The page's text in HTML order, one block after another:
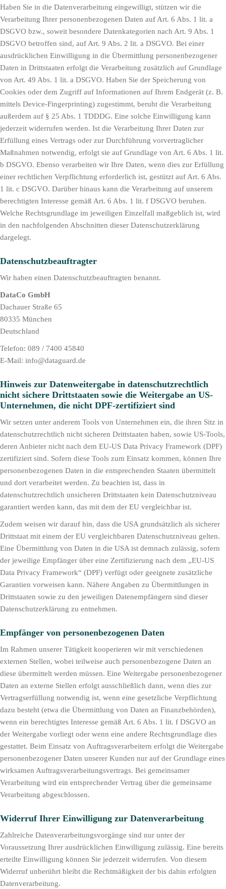
Haben Sie in die Datenverarbeitung eingewilligt, stützen wir die
Verarbeitung Ihrer personenbezogenen Daten auf Art. 6 Abs. 1 lit. a
DSGVO bzw., soweit besondere Datenkategorien nach Art. 9 Abs. 1
DSGVO betroffen sind, auf Art. 9 Abs. 2 lit. a DSGVO. Bei einer
ausdrücklichen Einwilligung in die Übermittlung personenbezogener
Daten in Drittstaaten erfolgt die Verarbeitung zusätzlich auf Grundlage
von Art. 49 Abs. 1 lit. a DSGVO. Haben Sie der Speicherung von
Cookies oder dem Zugriff auf Informationen auf Ihrem Endgerät (z. B.
mittels Device-Fingerprinting) zugestimmt, beruht die Verarbeitung
außerdem auf § 25 Abs. 1 TDDDG. Eine solche Einwilligung kann
jederzeit widerrufen werden. Ist die Verarbeitung Ihrer Daten zur
Erfüllung eines Vertrags oder zur Durchführung vorvertraglicher
Maßnahmen notwendig, erfolgt sie auf Grundlage von Art. 6 Abs. 1 lit.
b DSGVO. Ebenso verarbeiten wir Ihre Daten, wenn dies zur Erfüllung
einer rechtlichen Verpflichtung erforderlich ist, gestützt auf Art. 6 Abs.
1 lit. c DSGVO. Darüber hinaus kann die Verarbeitung auf unserem
berechtigten Interesse gemäß Art. 6 Abs. 1 lit. f DSGVO beruhen.
Welche Rechtsgrundlage im jeweiligen Einzelfall maßgeblich ist, wird
in den nachfolgenden Abschnitten dieser Datenschutzerklärung
dargelegt.
Datenschutz­beauftragter
Wir haben einen Datenschutzbeauftragten benannt.
DataCo GmbH
Dachauer Straße 65
80335 München
Deutschland
Telefon: 089 / 7400 45840
E-Mail: info@dataguard.de
Hinweis zur Datenweitergabe in datenschutzrechtlich
nicht sichere Drittstaaten sowie die Weitergabe an US-
Unternehmen, die nicht DPF-zertifiziert sind
Wir setzen unter anderem Tools von Unternehmen ein, die ihren Sitz in
datenschutzrechtlich nicht sicheren Drittstaaten haben, sowie US-Tools,
deren Anbieter nicht nach dem EU-US Data Privacy Framework (DPF)
zertifiziert sind. Sofern diese Tools zum Einsatz kommen, können Ihre
personenbezogenen Daten in die entsprechenden Staaten übermittelt
und dort verarbeitet werden. Zu beachten ist, dass in
datenschutzrechtlich unsicheren Drittstaaten kein Datenschutzniveau
garantiert werden kann, das mit dem der EU vergleichbar ist.
Zudem weisen wir darauf hin, dass die USA grundsätzlich als sicherer
Drittstaat mit einem der EU vergleichbaren Datenschutzniveau gelten.
Eine Übermittlung von Daten in die USA ist demnach zulässig, sofern
der jeweilige Empfänger über eine Zertifizierung nach dem „EU-US
Data Privacy Framework“ (DPF) verfügt oder geeignete zusätzliche
Garantien vorweisen kann. Nähere Angaben zu Übermittlungen in
Drittstaaten sowie zu den jeweiligen Datenempfängern sind dieser
Datenschutzerklärung zu entnehmen.
Empfänger von personenbezogenen Daten
Im Rahmen unserer Tätigkeit kooperieren wir mit verschiedenen
externen Stellen, wobei teilweise auch personenbezogene Daten an
diese übermittelt werden müssen. Eine Weitergabe personenbezogener
Daten an externe Stellen erfolgt ausschließlich dann, wenn dies zur
Vertragserfüllung notwendig ist, wenn eine gesetzliche Verpflichtung
dazu besteht (etwa die Übermittlung von Daten an Finanzbehörden),
wenn ein berechtigtes Interesse gemäß Art. 6 Abs. 1 lit. f DSGVO an
der Weitergabe vorliegt oder wenn eine andere Rechtsgrundlage dies
gestattet. Beim Einsatz von Auftragsverarbeitern erfolgt die Weitergabe
personenbezogener Daten unserer Kunden nur auf der Grundlage eines
wirksamen Auftragsverarbeitungsvertrags. Bei gemeinsamer
Verarbeitung wird ein entsprechender Vertrag über die gemeinsame
Verarbeitung abgeschlossen.
Widerruf Ihrer Einwilligung zur Datenverarbeitung
Zahlreiche Datenverarbeitungsvorgänge sind nur unter der
Voraussetzung Ihrer ausdrücklichen Einwilligung zulässig. Eine bereits
erteilte Einwilligung können Sie jederzeit widerrufen. Von diesem
Widerruf unberührt bleibt die Rechtmäßigkeit der bis dahin erfolgten
Datenverarbeitung.